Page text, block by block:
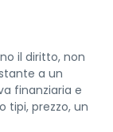
il diritto, non
a un
finanziaria e
tipi, prezzo, un